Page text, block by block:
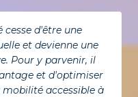
cesse d'être une
et devienne une
Pour y parvenir, il
et d'optimiser
accessible à